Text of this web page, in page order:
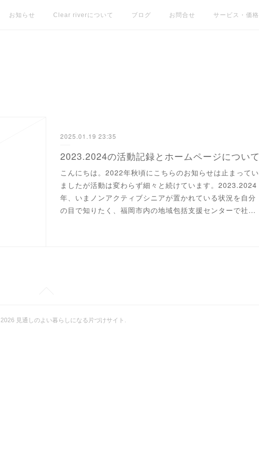
お知らせ Clear riverについて ブログ お問合せ サービス・価格
2025.01.19 23:35
2023.2024の活動記録とホームページについて
こんにちは。2022年秋頃にこちらのお知らせは止まってい
ましたが活動は変わらず細々と続けています。2023.2024
年、いまノンアクティブシニアが置かれている状況を自分
の目で知りたく、福岡市内の地域包括支援センターで社…
2026 見通しのよい暮らしになる片づけサイト .